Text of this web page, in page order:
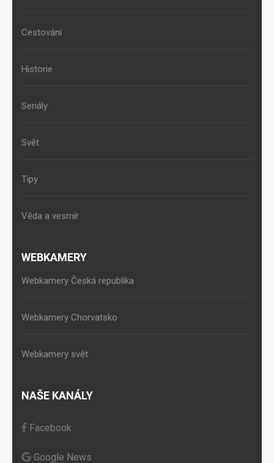
Cestování
Historie
Seriály
Svět
Tipy
Věda a vesmír
WEBKAMERY
Webkamery Česká republika
Webkamery Chorvatsko
Webkamery svět
NAŠE KANÁLY
Facebook
Google News